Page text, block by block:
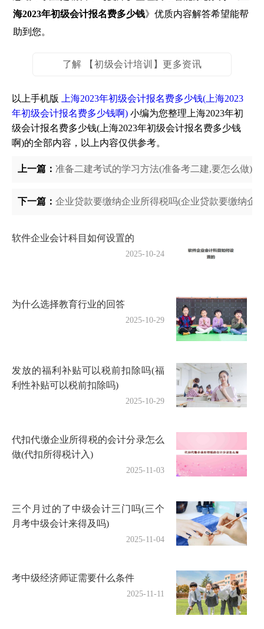
海2023年初级会计报名费多少钱》优质内容解答希望能帮
助到您。
了解 【初级会计培训】更多资讯
以上手机版
上海2023年初级会计报名费多少钱(上海2023
年初级会计报名费多少钱啊) 小编为您整理上海2023年初
级会计报名费多少钱(上海2023年初级会计报名费多少钱
啊)的全部内容，以上内容仅供参考。
上一篇： 准备二建考试的学习方法(准备考二建,要怎么做)
下一篇： 企业贷款要缴纳企业所得税吗(企业贷款要缴纳企
软件企业会计科目如何设置的
2025-10-24
为什么选择教育行业的回答
2025-10-29
发放的福利补贴可以税前扣除吗(福
利性补贴可以税前扣除吗)
2025-10-29
代扣代缴企业所得税的会计分录怎么
做(代扣所得税计入)
2025-11-03
三个月过的了中级会计三门吗(三个
月考中级会计来得及吗)
2025-11-04
考中级经济师证需要什么条件
2025-11-11